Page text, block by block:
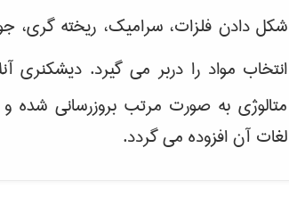
شکل دادن فلزات، سرامیک، ریخته گری،
انتخاب مواد را دربر می گیرد. دیشکنری
متالوژی به صورت مرتب بروزرسانی شده
لغات آن افزوده می گردد.